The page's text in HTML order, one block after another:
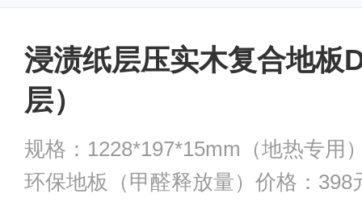
浸渍纸层压实木复合地板
层）
规格：1228*197*15mm（地热专用
环保地板（甲醛释放量）价格：398